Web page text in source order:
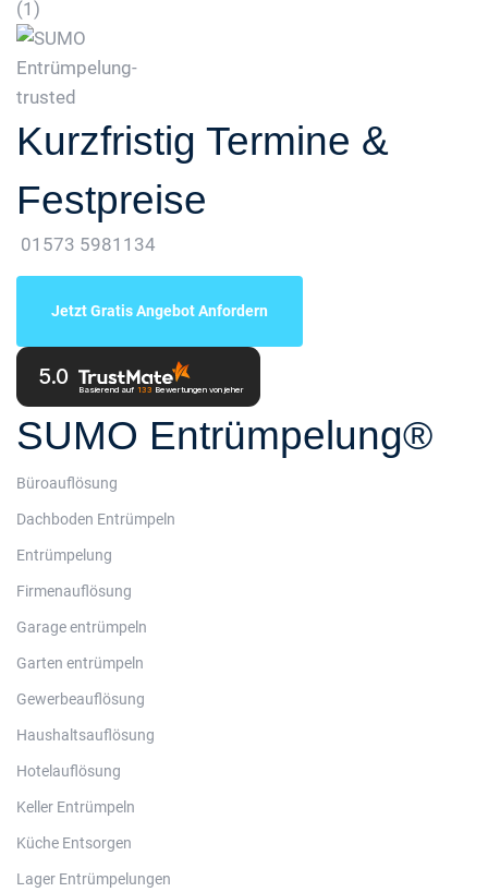
Kurzfristig Termine &
Festpreise
01573 5981134
Jetzt Gratis Angebot Anfordern
5.0
Basierend auf 133 Bewertungen von jeher
SUMO Entrümpelung®
Büroauflösung
Dachboden Entrümpeln
Entrümpelung
Firmenauflösung
Garage entrümpeln
Garten entrümpeln
Gewerbeauflösung
Haushaltsauflösung
Hotelauflösung
Keller Entrümpeln
Küche Entsorgen
Lager Entrümpelungen